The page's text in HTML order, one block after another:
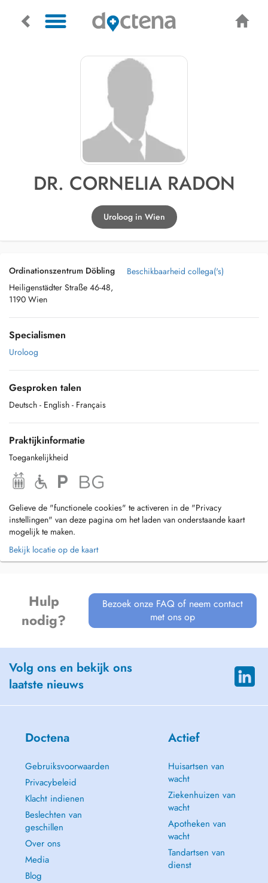
DR. CORNELIA RADON
Uroloog in Wien
Ordinationszentrum Döbling
Heiligenstädter Straße 46-48,
1190 Wien
Beschikbaarheid collega('s)
Specialismen
Uroloog
Gesproken talen
Deutsch - English - Français
Praktijkinformatie
Toegankelijkheid
Gelieve de "functionele cookies" te activeren in de "Privacy
instellingen" van deze pagina om het laden van onderstaande kaart
mogelijk te maken.
Bekijk locatie op de kaart
Hulp
nodig?
Bezoek onze FAQ of neem contact
met ons op
Volg ons en bekijk ons
laatste nieuws
Doctena
Gebruiksvoorwaarden
Privacybeleid
Klacht indienen
Beslechten van
geschillen
Over ons
Media
Blog
Actief
Huisartsen van
wacht
Ziekenhuizen van
wacht
Apotheken van
wacht
Tandartsen van
dienst